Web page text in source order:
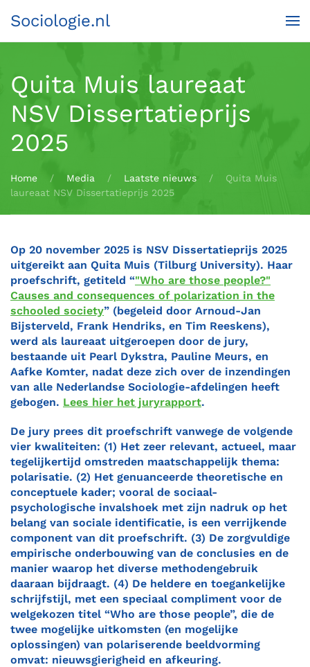
Terug naar hoofdinhoud
Sociologie.nl
Quita Muis laureaat
NSV Dissertatieprijs
2025
Home Media Laatste nieuws
Quita Muis
laureaat NSV Dissertatieprijs 2025
Op 20 november 2025 is NSV Dissertatieprijs 2025
uitgereikt aan Quita Muis (Tilburg University). Haar
proefschrift, getiteld “"Who are those people?"
Causes and consequences of polarization in the
schooled society” (begeleid door Arnoud-Jan
Bijsterveld, Frank Hendriks, en Tim Reeskens),
werd als laureaat uitgeroepen door de jury,
bestaande uit Pearl Dykstra, Pauline Meurs, en
Aafke Komter, nadat deze zich over de inzendingen
van alle Nederlandse Sociologie-afdelingen heeft
gebogen. Lees hier het juryrapport.
De jury prees dit proefschrift vanwege de volgende
vier kwaliteiten: (1) Het zeer relevant, actueel, maar
tegelijkertijd omstreden maatschappelijk thema:
polarisatie. (2) Het genuanceerde theoretische en
conceptuele kader; vooral de sociaal-
psychologische invalshoek met zijn nadruk op het
belang van sociale identificatie, is een verrijkende
component van dit proefschrift. (3) De zorgvuldige
empirische onderbouwing van de conclusies en de
manier waarop het diverse methodengebruik
daaraan bijdraagt. (4) De heldere en toegankelijke
schrijfstijl, met een speciaal compliment voor de
welgekozen titel “Who are those people”, die de
twee mogelijke uitkomsten (en mogelijke
oplossingen) van polariserende beeldvorming
omvat: nieuwsgierigheid en afkeuring.